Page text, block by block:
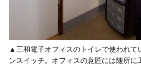
▲三和電子オフィスのトイレで使われて
ンスイッチ。オフィスの意匠には随所に